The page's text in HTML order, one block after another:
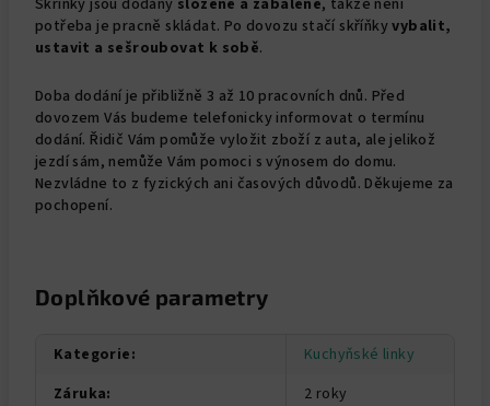
potřeba je pracně skládat. Po dovozu stačí skříňkyvybalit,
ustavit a sešroubovat k sobě.
Doba dodání je přibližně 3 až 10 pracovních dnů. Před
dovozem Vás budeme telefonicky informovat o termínu
dodání. Řidič Vám pomůže vyložit zboží z auta, ale jelikož
jezdí sám, nemůže Vám pomoci s výnosem do domu.
Nezvládne to z fyzických ani časových důvodů. Děkujeme za
pochopení.
Doplňkové parametry
Kategorie:
Kuchyňské linky
Záruka:
2 roky